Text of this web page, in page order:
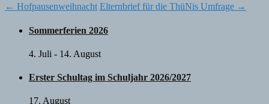
Post
navigation
← Hofpausenweihnacht Elternbrief für die ThüNis Umfrage →
Sommerferien 2026
4. Juli - 14. August
Erster Schultag im Schuljahr 2026/2027
17. August